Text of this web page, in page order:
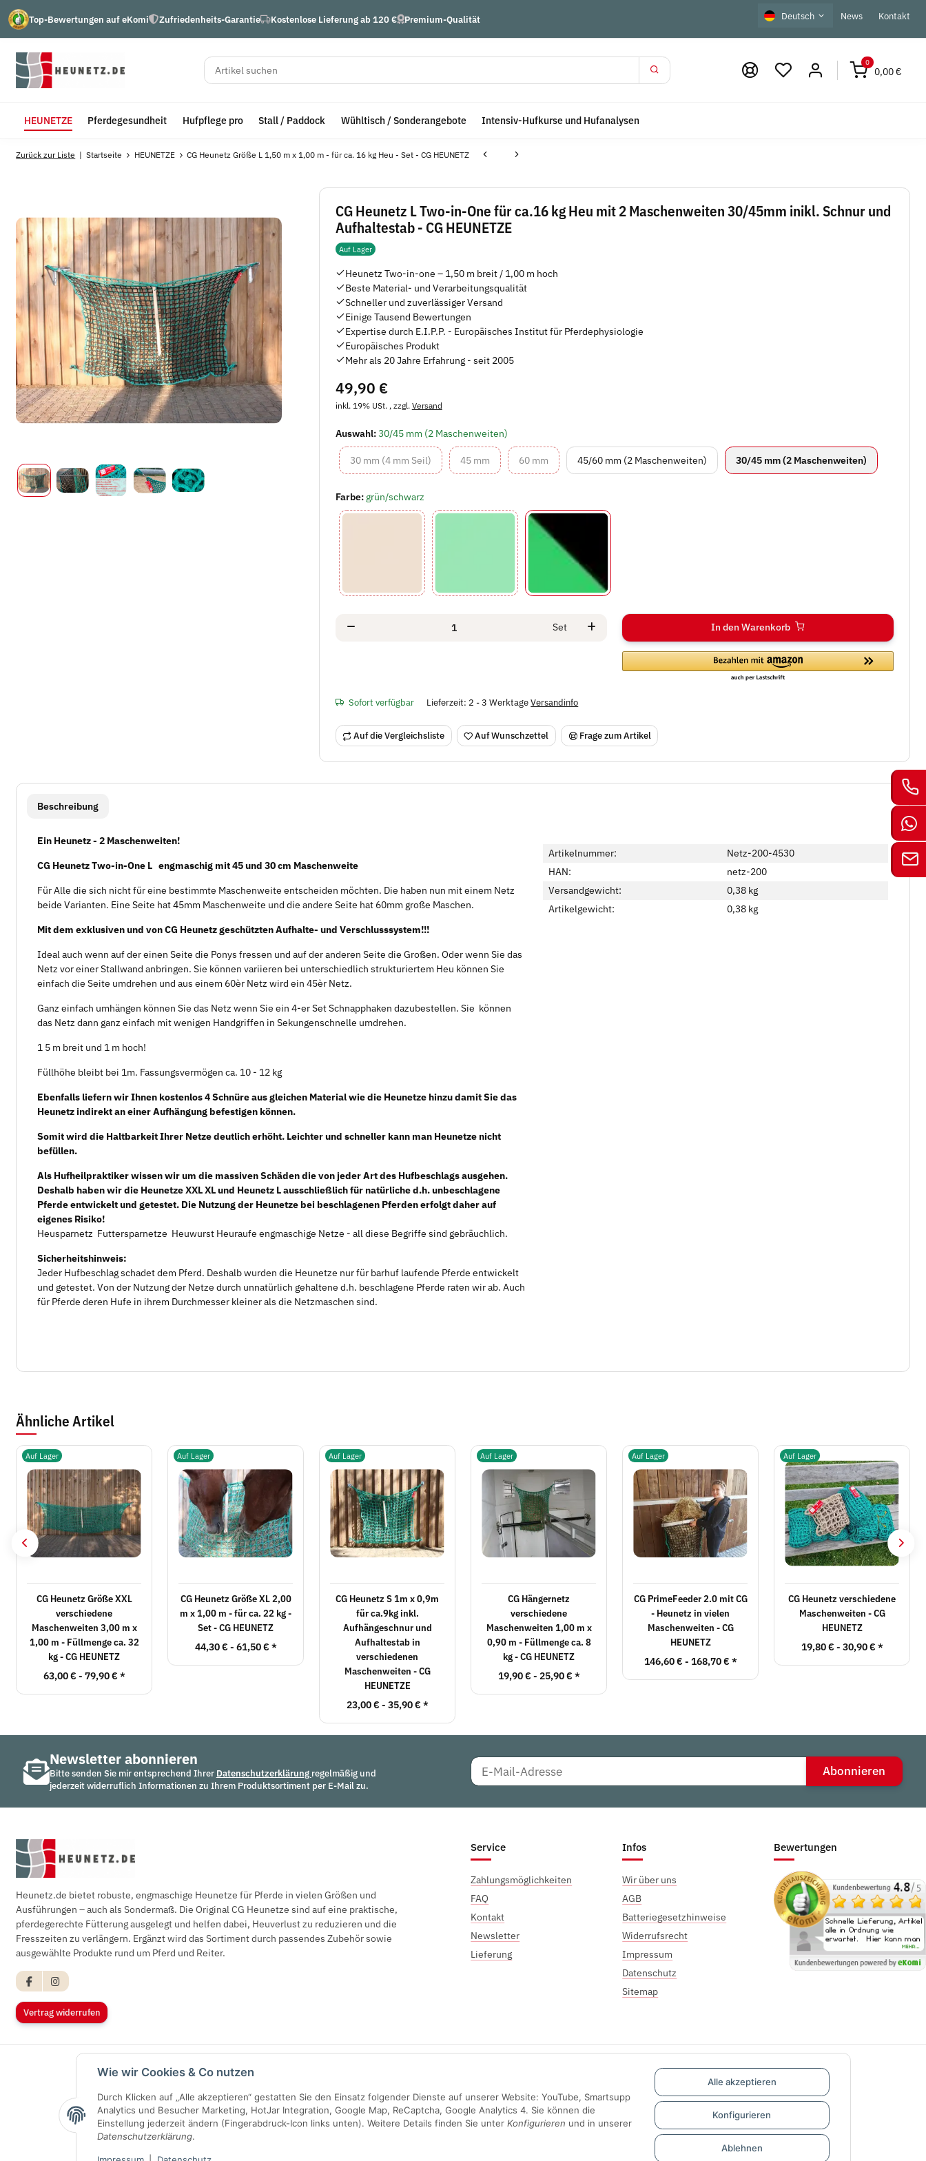
Wie wir Cookies & Co nutzen
Durch Klicken auf „Alle akzeptieren“ gestatten Sie den Einsatz folgender Dienste auf unserer Website: YouTube, Smartsupp
Analytics und Besucher Marketing, HotJar Integration, Google Map, ReCaptcha, Google Analytics 4. Sie können die
Einstellung jederzeit ändern (Fingerabdruck-Icon links unten). Weitere Details finden Sie unter Konfigurieren und in unserer
Datenschutzerklärung.
Alle akzeptieren
Konfigurieren
Ablehnen
Deutsch News Kontakt
Top-Bewertungen auf eKomi Zufriedenheits-Garantie Kostenlose Lieferung ab 120 € Premium-Qualität
0
0,00 €
HEUNETZE Pferdegesundheit Hufpflege pro Stall / Paddock Wühltisch / Sonderangebote Intensiv-Hufkurse und Hufanalysen
Zurück zur Liste Startseite HEUNETZE CG Heunetz Größe L 1,50 m x 1,00 m - für ca. 16 kg Heu - Set - CG HEUNETZ
CG Heunetz L Two-in-One für ca.16 kg Heu mit 2 Maschenweiten 30/45mm inikl. Schnur und
Aufhaltestab - CG HEUNETZE
Auf Lager
Heunetz Two-in-one – 1,50 m breit / 1,00 m hoch
Beste Material- und Verarbeitungsqualität
Schneller und zuverlässiger Versand
Einige Tausend Bewertungen
Expertise durch E.I.P.P. - Europäisches Institut für Pferdephysiologie
Europäisches Produkt
Mehr als 20 Jahre Erfahrung - seit 2005
49,90 €
inkl. 19% USt. , zzgl. Versand
Auswahl:30/45 mm (2 Maschenweiten)
30 mm (4 mm Seil)30 mm (4 mm Seil)
45 mm45 mm 60 mm60 mm 45/60 mm (2 Maschenweiten)45/60 mm (2 Maschenweiten)
30/45 mm (2 Maschenweiten)30/45 mm (2
Farbe: grün/schwarz
Set In den Warenkorb
Sofort verfügbar Lieferzeit: 2 - 3 WerktageVersandinfo
Auf die Vergleichsliste Auf Wunschzettel Frage zum Artikel
weitere Registerkarten anzeigen
Beschreibung
Ein Heunetz - 2 Maschenweiten!
CG Heunetz Two-in-One L engmaschig mit 45 und 30 cm Maschenweite
Für Alle die sich nicht für eine bestimmte Maschenweite entscheiden möchten. Die haben nun mit einem Netz
beide Varianten. Eine Seite hat 45mm Maschenweite und die andere Seite hat 60mm große Maschen.
Mit dem exklusiven und von CG Heunetz geschützten Aufhalte- und Verschlusssystem!!!
Ideal auch wenn auf der einen Seite die Ponys fressen und auf der anderen Seite die Großen. Oder wenn Sie das
Netz vor einer Stallwand anbringen. Sie können variieren bei unterschiedlich strukturiertem Heu können Sie
einfach die Seite umdrehen und aus einem 60èr Netz wird ein 45èr Netz.
Ganz einfach umhängen können Sie das Netz wenn Sie ein 4-er Set Schnapphaken dazubestellen. Sie können
das Netz dann ganz einfach mit wenigen Handgriffen in Sekungenschnelle umdrehen.
1 5 m breit und 1 m hoch!
Füllhöhe bleibt bei 1m. Fassungsvermögen ca. 10 - 12 kg
Ebenfalls liefern wir Ihnen kostenlos 4 Schnüre aus gleichen Material wie die Heunetze hinzu damit Sie das
Heunetz indirekt an einer Aufhängung befestigen können.
Somit wird die Haltbarkeit Ihrer Netze deutlich erhöht. Leichter und schneller kann man Heunetze nicht
befüllen.
Als Hufheilpraktiker wissen wir um die massiven Schäden die von jeder Art des Hufbeschlags ausgehen.
Deshalb haben wir die Heunetze XXL XL und Heunetz L ausschließlich für natürliche d.h. unbeschlagene
Pferde entwickelt und getestet. Die Nutzung der Heunetze bei beschlagenen Pferden erfolgt daher auf
eigenes Risiko!
Heusparnetz Futtersparnetze Heuwurst Heuraufe engmaschige Netze - all diese Begriffe sind gebräuchlich.
Sicherheitshinweis:
Jeder Hufbeschlag schadet dem Pferd. Deshalb wurden die Heunetze nur für barhuf laufende Pferde entwickelt
und getestet. Von der Nutzung der Netze durch unnatürlich gehaltene d.h. beschlagene Pferde raten wir ab. Auch
für Pferde deren Hufe in ihrem Durchmesser kleiner als die Netzmaschen sind.
Artikelnummer:
Netz-200-4530
HAN:
netz-200
Versandgewicht:
0,38 kg
Artikelgewicht:
0,38 kg
Ähnliche Artikel
Auf Lager
CG Heunetz Größe XXL
verschiedene
Maschenweiten 3,00 m x
1,00 m - Füllmenge ca. 32
kg - CG HEUNETZ
63,00 € - 79,90 € *
Auf Lager
CG Heunetz Größe XL 2,00
m x 1,00 m - für ca. 22 kg -
Set - CG HEUNETZ
44,30 € - 61,50 € *
Auf Lager
CG Heunetz S 1m x 0,9m
für ca.9kg inkl.
Aufhängeschnur und
Aufhaltestab in
verschiedenen
Maschenweiten - CG
HEUNETZE
23,00 € - 35,90 € *
Auf Lager
CG Hängernetz
verschiedene
Maschenweiten 1,00 m x
0,90 m - Füllmenge ca. 8
kg - CG HEUNETZ
19,90 € - 25,90 € *
Auf Lager
CG PrimeFeeder 2.0 mit CG
- Heunetz in vielen
Maschenweiten - CG
HEUNETZ
146,60 € - 168,70 € *
Auf Lager
CG Heunetz verschiedene
Maschenweiten - CG
HEUNETZ
19,80 € - 30,90 € *
Newsletter abonnieren
Bitte senden Sie mir entsprechend Ihrer Datenschutzerklärung regelmäßig und
jederzeit widerruflich Informationen zu Ihrem Produktsortiment per E-Mail zu.
Abonnieren
Heunetz.de bietet robuste, engmaschige Heunetze für Pferde in vielen Größen und
Ausführungen – auch als Sondermaß. Die Original CG Heunetze sind auf eine praktische,
pferdegerechte Fütterung ausgelegt und helfen dabei, Heuverlust zu reduzieren und die
Fresszeiten zu verlängern. Ergänzt wird das Sortiment durch passendes Zubehör sowie
ausgewählte Produkte rund um Pferd und Reiter.
Vertrag widerrufen
Service
Zahlungsmöglichkeiten
FAQ
Kontakt
Newsletter
Lieferung
Infos
Wir über uns
AGB
Batteriegesetzhinweise
Widerrufsrecht
Impressum
Datenschutz
Sitemap
Bewertungen